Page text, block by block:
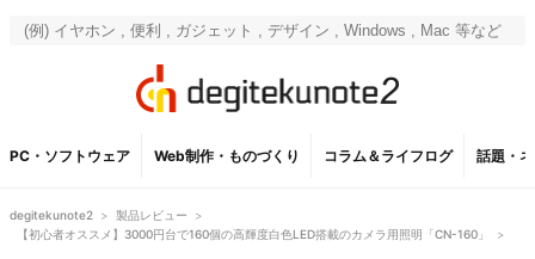
PC・ソフトウェア Web制作・ものづくり コラム＆ライフログ 話題・
degitekunote2 > 製品レビュー
>
【初心者オススメ】3000円台で160個の高輝度白色LED搭載のカメラ用照明「CN-160」
>